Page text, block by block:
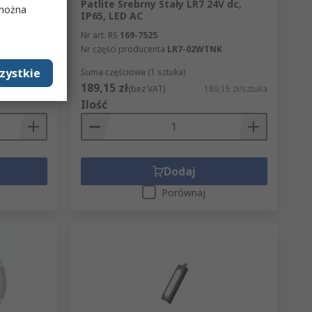
2-
1m Ton
zł/sztuka
Patlite Srebrny Stały LR7 24V dc,
IP65, LED AC
Nr art. RS 169-7525
Nr części producenta LR7-02WTNK
Suma częściowa (1 sztuka)
189,15 zł(bez VAT) 189,15 zł/sztuka
Ilość
Dodaj
Porównaj